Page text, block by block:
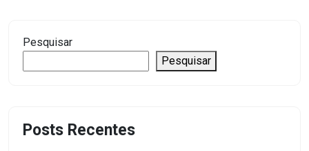
Pesquisar
Pesquisar
Posts Recentes